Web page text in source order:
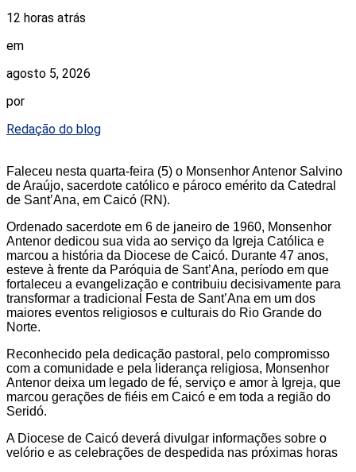
12 horas atrás
em
agosto 5, 2026
por
Redação do blog
Faleceu nesta quarta-feira (5) o Monsenhor Antenor Salvino
de Araújo, sacerdote católico e pároco emérito da Catedral
de Sant’Ana, em Caicó (RN).
Ordenado sacerdote em 6 de janeiro de 1960, Monsenhor
Antenor dedicou sua vida ao serviço da Igreja Católica e
marcou a história da Diocese de Caicó. Durante 47 anos,
esteve à frente da Paróquia de Sant’Ana, período em que
fortaleceu a evangelização e contribuiu decisivamente para
transformar a tradicional Festa de Sant’Ana em um dos
maiores eventos religiosos e culturais do Rio Grande do
Norte.
Reconhecido pela dedicação pastoral, pelo compromisso
com a comunidade e pela liderança religiosa, Monsenhor
Antenor deixa um legado de fé, serviço e amor à Igreja, que
marcou gerações de fiéis em Caicó e em toda a região do
Seridó.
A Diocese de Caicó deverá divulgar informações sobre o
velório e as celebrações de despedida nas próximas horas